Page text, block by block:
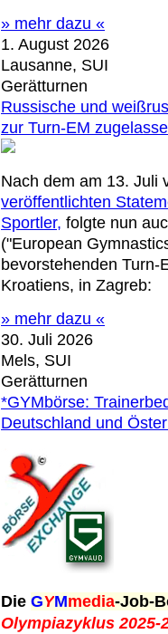
» mehr dazu «
1. August 2026
Lausanne, SUI
Gerätturnen
Russische und
zur Turn-EM
Nach dem am 13. Juli
veröffentlichten
Sportler, folgte nun
("European
bevorstehenden
Kroatiens, in Zagreb:
» mehr dazu «
30. Juli 2026
Mels, SUI
Gerätturnen
*GYMbörse:
Deutschland und
Die GYMmedia-Job-
Olympiazyklus 2025-